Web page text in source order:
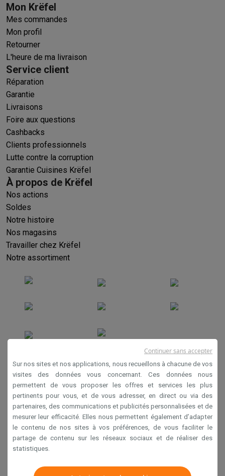
Mon Krëfel
Mes commandes
Mon profil
Retourner
L'heure de ma livraison
Service client
Réparation
Garantie
Livraisons
Foire aux questions
Cashbacks
Clients professionnels
Lutte contre la corruption
Garantie Cuisines Krëfel
À propos de Krëfel
Nos actions
Soldes
Notre histoire
Nos magasins
Travailler chez Krëfel
Notre assortiment
Conditions générales de vente
Privacy
Disclaimer
Cookies
Krëfel NV - Steenstraat 44 - Industriezone 4 "T Sas",
Sur nos sites et nos applications, nous recueillons à chacune de vos
visites des données vous concernant. Ces données nous
permettent de vous proposer les offres et services les plus
pertinents pour vous, et de vous adresser, en direct ou via des
partenaires, des communications et publicités personnalisées et de
mesurer leur efficacité. Elles nous permettent également d’adapter
le contenu de nos sites à vos préférences, de vous faciliter le
partage de contenu sur les réseaux sociaux et de réaliser des
statistiques.
Continuer sans accepter